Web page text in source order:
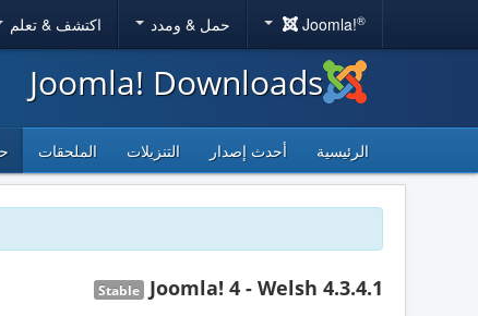
Joomla!® حمل & ومدد اكتشف & تعلم
Joomla! Downloads
الرئيسية أحدث إصدار التنزيلات الملحقات
Joomla! 4 - Welsh 4.3.4.1
Stable